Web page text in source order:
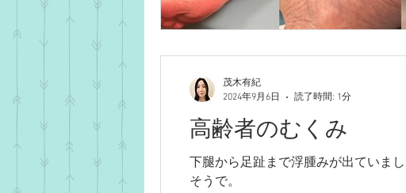
高齢者のむくみ
下腿から足趾まで浮腫みが出ていま
そうで。
茂木有紀
2024年9月6日
読了時間: 1分